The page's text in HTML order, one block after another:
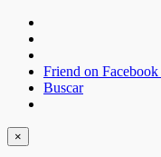
Friend on Facebook
Buscar
×